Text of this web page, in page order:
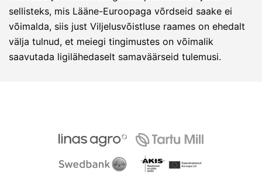
sellisteks, mis Lääne-Euroopaga võrdseid saake ei
võimalda, siis just Viljelusvõistluse raames on ehedalt
välja tulnud, et meiegi tingimustes on võimalik
saavutada ligilähedaselt samaväärseid tulemusi.